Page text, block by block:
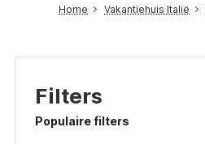
Home Vakantiehuis Italië
Filters
Populaire filters